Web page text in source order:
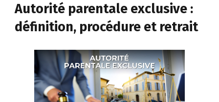
Autorité parentale exclusive :
définition, procédure et retrait